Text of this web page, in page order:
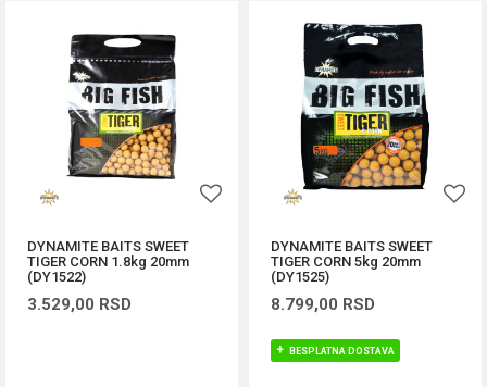
DYNAMITE BAITS SWEET
TIGER CORN 1.8kg 20mm
(DY1522)
3.529,00 RSD
DYNAMITE BAITS SWEET
TIGER CORN 5kg 20mm
(DY1525)
8.799,00 RSD
BESPLATNA DOSTAVA